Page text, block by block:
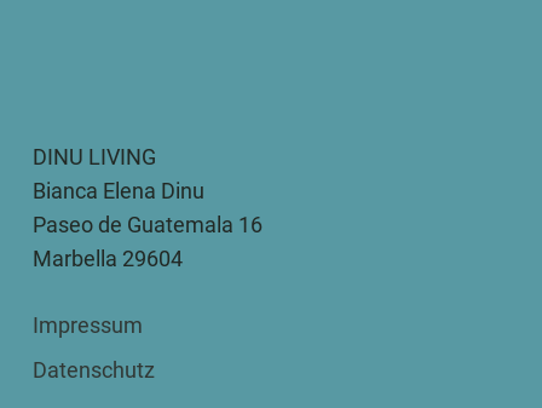
DINU LIVING
Bianca Elena Dinu
Paseo de Guatemala 16
Marbella 29604
Impressum
Datenschutz